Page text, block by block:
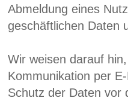
Abmeldung eines
geschäftlichen Daten
Wir weisen darauf
Kommunikation per
Schutz der Daten vor